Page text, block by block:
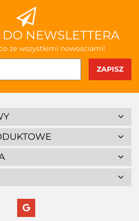
NEWSLETTERA
ze wszystkimi nowościami!